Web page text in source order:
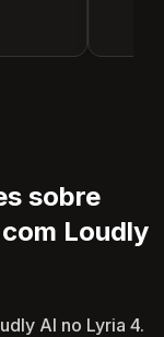
sobre
Loudly
AI no Lyria 4.